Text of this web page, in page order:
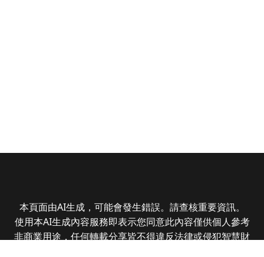
本頁面由AI生成，可能會發生錯誤。請查核重要資訊。
使用本AI生成內容服務即表示您同意此內容僅供個人參考
非商業用途，任何轉載分享皆不得違反法律或侵犯智慧財